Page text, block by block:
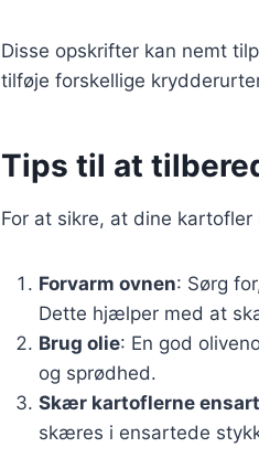
Disse opskrifter kan nemt
tilføje forskellige
Tips til at
For at sikre, at dine
Forvarm ovnen: Sørg
Dette hjælper med at
Brug olie: En god
og sprødhed.
Skær kartoflerne
skæres i ensartede